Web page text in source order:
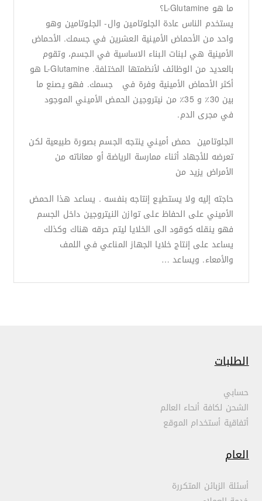
ما هو L-Glutamine؟
يستخدم الناس عادة الجلوتامين وال- الجلوتامين وهو
واحد من الأحماض الأمينية العشرين في جسمك. الأحماض
الأمينية هي لبنات البناء الاساسية في الجسم، وتقوم
بالعديد من الوظائف لأنظمتها المختلفة. L-Glutamine هو
أكثر الأحماض الأمينية وفرة في جسمك. فهو يصنع ما
بين 30٪ و 35٪ من نيتروجين الحمض الأميني الموجود
في مجرى الدم.
الجلوتامين حمض أميني ينتجه الجسم بصورة طبيعية لكن
تعرضه للأجهاد أثناء ممارسة الرياضة أو معاناته من
الأمراض يزيد من
حاجته إليه ولا يستطيع إنتاجه بنفسه . يساعد هذا الحمض
الأميني على الحفاظ على توازن النيتروجين داخل الجسم
فهو ينقله كوقود الى الخلايا ليتم حرقه هناك وكذلك
يساعد على إنتاج خلايا الجهاز المناعي في اللمف
والأمعاء. ويساعد …
الطلبات
حسابي
الشحن لكافة أنحاء العالم
أتفاقية أستخدام الموقع
العام
أسئلة الزبائن المتكررة